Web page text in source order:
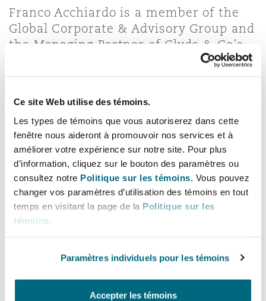
Ce site Web utilise des témoins.
Les types de témoins que vous autoriserez dans cette
fenêtre nous aideront à promouvoir nos services et à
améliorer votre expérience sur notre site. Pour plus
d’information, cliquez sur le bouton des paramètres ou
consultez notre Politique sur les témoins. Vous pouvez
changer vos paramètres d’utilisation des témoins en tout
temps en visitant la page de la Politique sur les
témoins
Paramètres individuels pour les témoins
Accepter les témoins
Insurance Coverage
Non-Contentious
Regulatory
技术、外包与数据
Financial Institutions,
Officers
Healthcare
Insurance Coverage
Marine
Product Liability & Recall
Safety, Security, Health &
德里 – 联营办公室
海
加坡
尼
兰巴托 – 联营办公室
斯维加斯
阿密
特利尔
泽西
丁堡
尔福德
堡
兹
联系方式
简介与经验
法律解析
Franco Acchiardo is a member of the
Global Corporate & Advisory Group and
the Managing Partner of Clyde & Co’s
Corporate/M&A practice in Chile with
counselling local and foreign clients
(including VC and PE).
直线
+56 2 2499 0400
+56 9 9479 0625
franco.acchiardo@clydeco.cl